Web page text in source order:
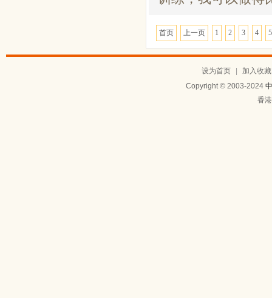
首页 上一页 1 2 3 4 5
设为首页
加入收藏
Copyright © 2003-2024
香